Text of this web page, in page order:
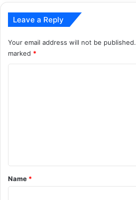
Leave a Reply
Your email address will not be published.
marked *
*
Name *